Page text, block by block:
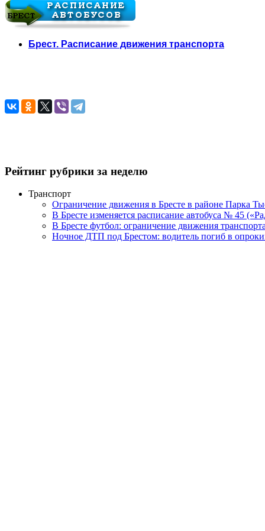
Брест. Расписание движения транспорта
Рейтинг рубрики за неделю
Транспорт
Ограничение движения в Бресте в районе Парка
В Бресте изменяется расписание автобуса № 45
В Бресте футбол: ограничение движения
Ночное ДТП под Брестом: водитель погиб в